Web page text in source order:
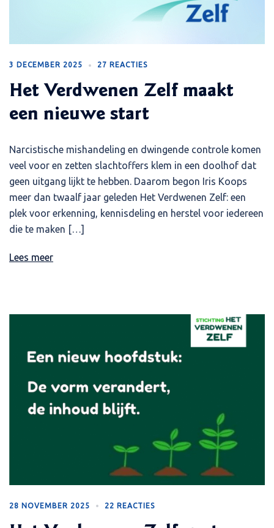
3 DECEMBER 2025 27 REACTIES
Het Verdwenen Zelf maakt
een nieuwe start
Narcistische mishandeling en dwingende controle komen
veel voor en zetten slachtoffers klem in een doolhof dat
geen uitgang lijkt te hebben. Daarom begon Iris Koops
meer dan twaalf jaar geleden Het Verdwenen Zelf: een
plek voor erkenning, kennisdeling en herstel voor iedereen
die te maken […]
Lees meer
28 NOVEMBER 2025 22 REACTIES